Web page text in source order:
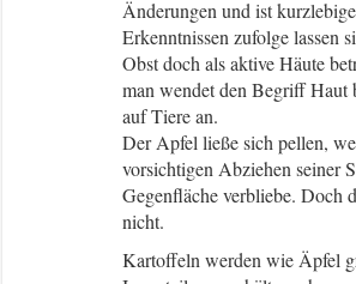
Änderungen und ist
Erkenntnissen zufolge lassen
Obst doch als aktive Häute
man wendet den Begriff Haut
auf Tiere an.
Der Apfel ließe sich pellen,
vorsichtigen Abziehen seiner
Gegenfläche verbliebe. Doch
nicht.
Kartoffeln werden wie Äpfel